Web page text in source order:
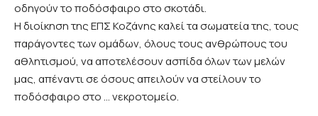
οδηγούν το ποδόσφαιρο στο σκοτάδι.
Η διοίκηση της ΕΠΣ Κοζάνης καλεί τα σωματεία της, τους
παράγοντες των ομάδων, όλους τους ανθρώπους του
αθλητισμού, να αποτελέσουν ασπίδα όλων των μελών
μας, απέναντι σε όσους απειλούν να στείλουν το
ποδόσφαιρο στο … νεκροτομείο.